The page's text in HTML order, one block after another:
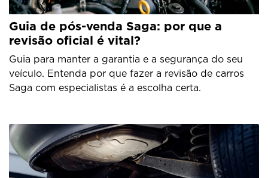
Guia de pós-venda Saga: por que a
revisão oficial é vital?
Guia para manter a garantia e a segurança do seu
veículo. Entenda por que fazer a revisão de carros
Saga com especialistas é a escolha certa.